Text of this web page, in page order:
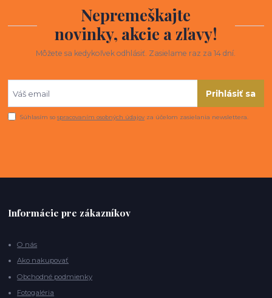
Nepremeškajte
novinky, akcie a zľavy!
Môžete sa kedykoľvek odhlásiť. Zasielame raz za 14 dní.
Prihlásiť sa
Súhlasím sospracovaním osobných údajov za účelom zasielania newslettera.
Informácie pre zákazníkov
O nás
Ako nakupovať
Obchodné podmienky
Fotogaléria